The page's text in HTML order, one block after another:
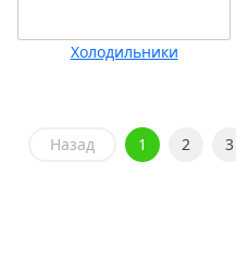
Холодильники
Назад 1 2 3